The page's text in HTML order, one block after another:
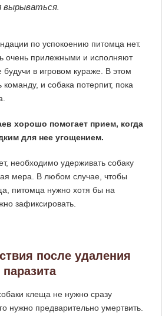
вырываться.
по успокоению питомца нет.
очень прилежными и исполняют
в игровом кураже. В этом
команду, и собака потерпит, пока
хорошо помогает прием, когда
для нее угощением.
необходимо удерживать собаку
мера. В любом случае, чтобы
питомца нужно хотя бы на
зафиксировать.
после удаления
паразита
клеща не нужно сразу
нужно предварительно умертвить.